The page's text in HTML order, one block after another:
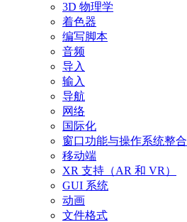
3D 物理学
着色器
编写脚本
音频
导入
输入
导航
网络
国际化
窗口功能与操作系统整合
移动端
XR 支持（AR 和 VR）
GUI 系统
动画
文件格式